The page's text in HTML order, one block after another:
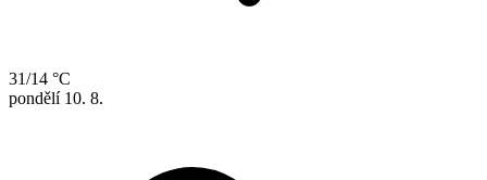
31/14 °C
pondělí 10. 8.